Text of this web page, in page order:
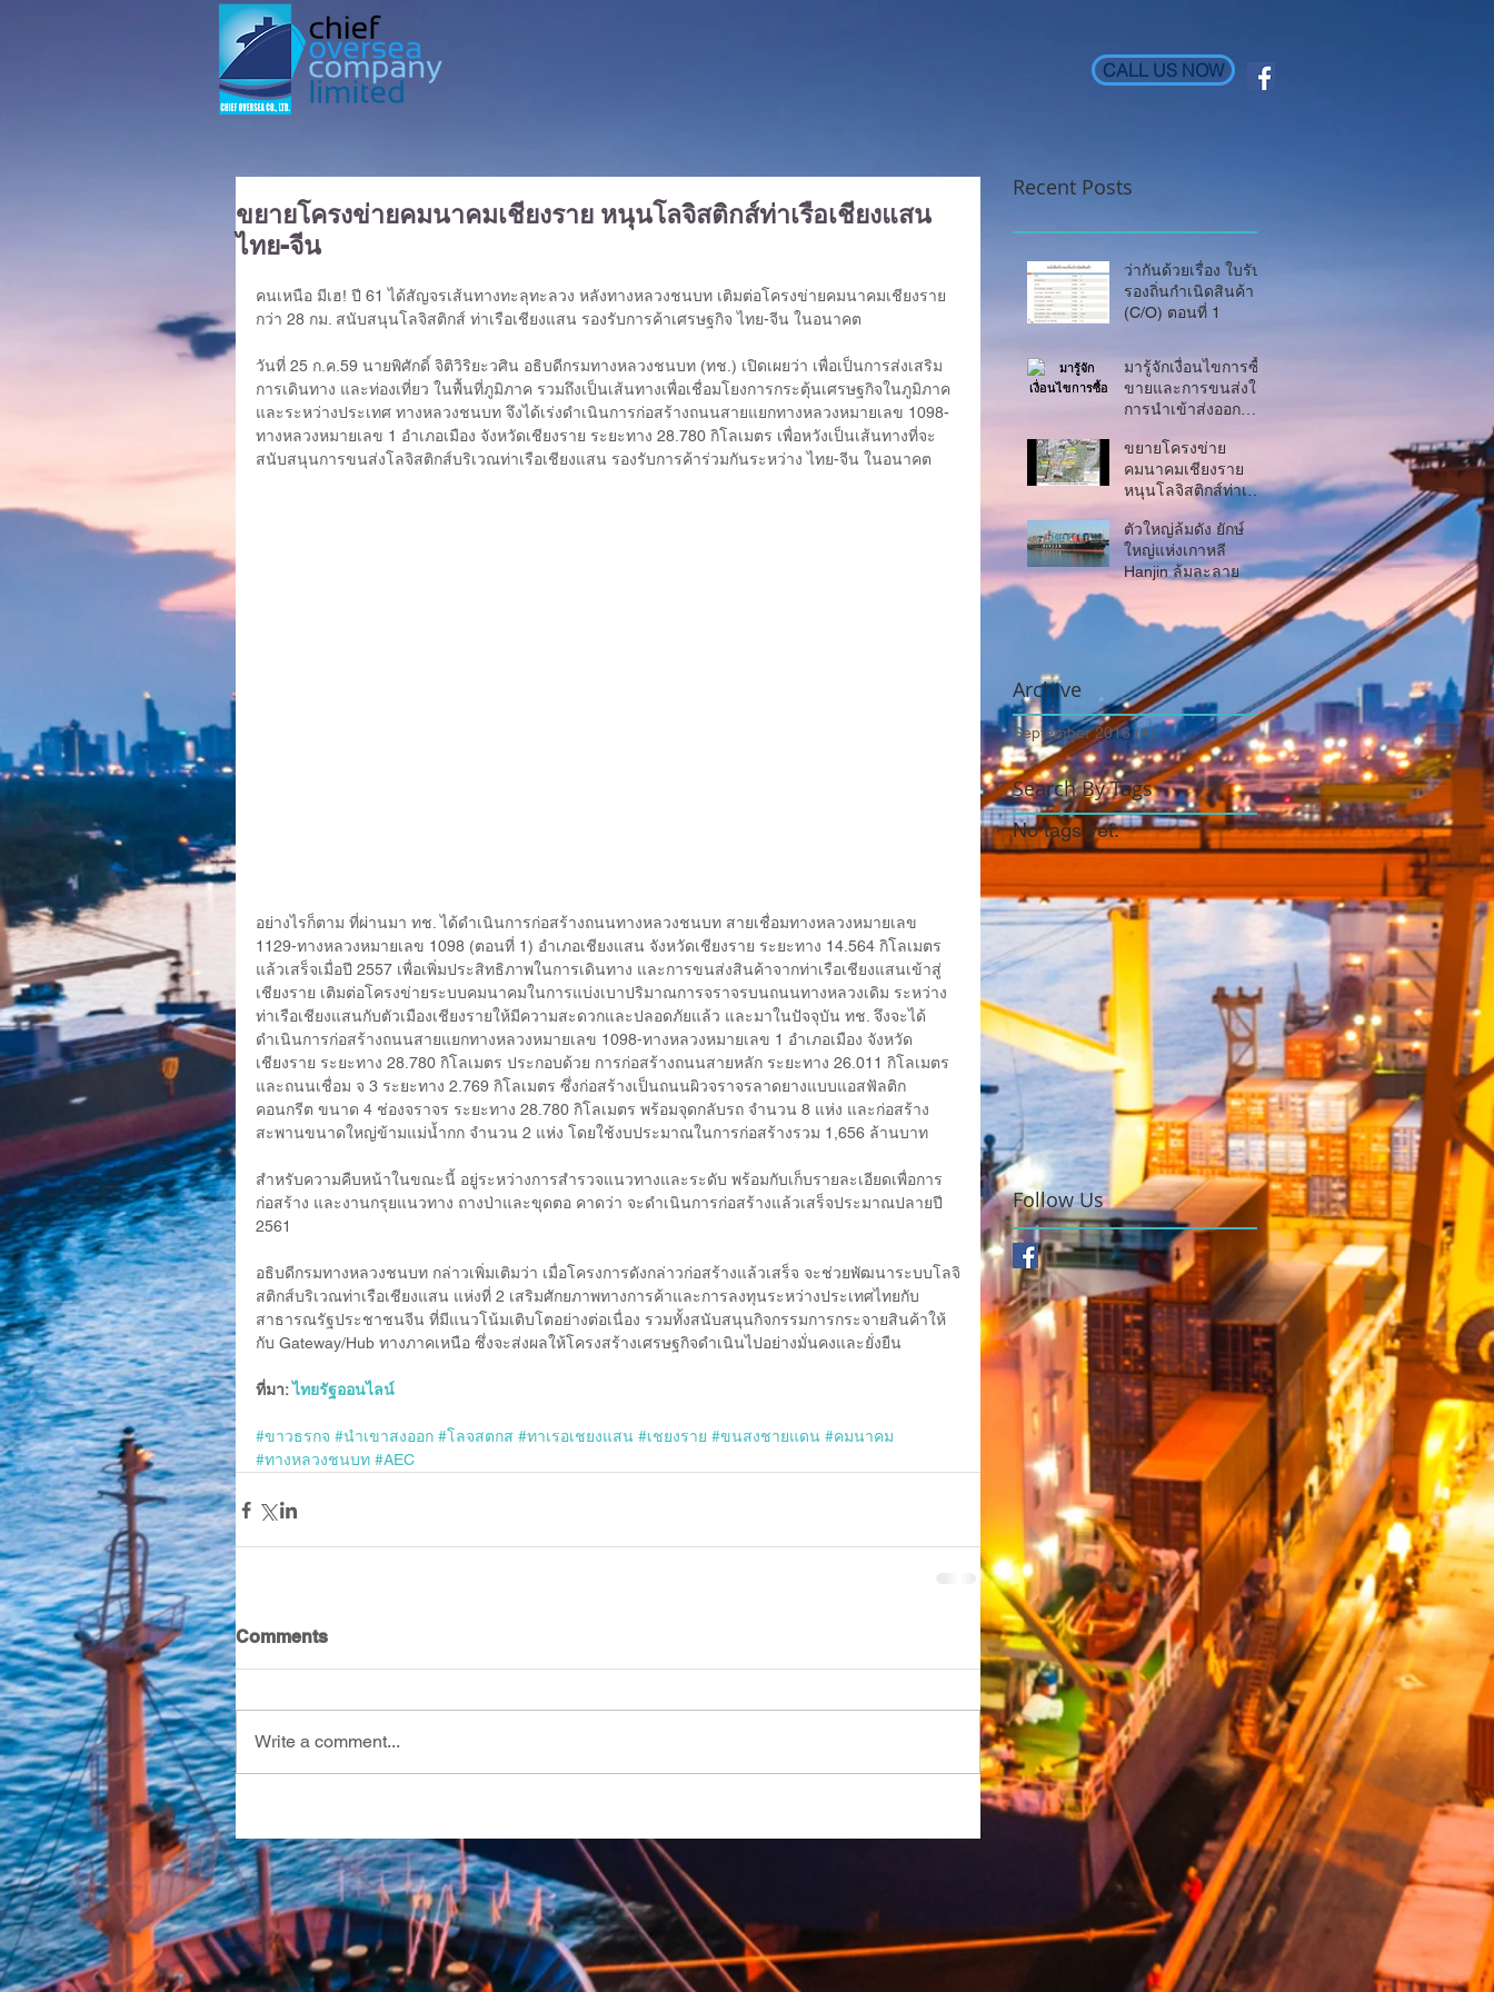
CALL US NOW
ขยายโครงข่ายคมนาคมเชียงราย หนุนโลจิสติกส์ท่าเรือเชียงแสน
ไทย-จีน
คนเหนือ มีเฮ! ปี 61 ได้สัญจรเส้นทางทะลุทะลวง หลังทางหลวงชนบท เติมต่อโครงข่ายคมนาคมเชียงราย
กว่า 28 กม. สนับสนุนโลจิสติกส์ ท่าเรือเชียงแสน รองรับการค้าเศรษฐกิจ ไทย-จีน ในอนาคต
วันที่ 25 ก.ค.59 นายพิศักดิ์ จิติวิริยะวศิน อธิบดีกรมทางหลวงชนบท (ทช.) เปิดเผยว่า เพื่อเป็นการส่งเสริม
การเดินทาง และท่องเที่ยว ในพื้นที่ภูมิภาค รวมถึงเป็นเส้นทางเพื่อเชื่อมโยงการกระตุ้นเศรษฐกิจในภูมิภาค
และระหว่างประเทศ ทางหลวงชนบท จึงได้เร่งดำเนินการก่อสร้างถนนสายแยกทางหลวงหมายเลข 1098-
ทางหลวงหมายเลข 1 อำเภอเมือง จังหวัดเชียงราย ระยะทาง 28.780 กิโลเมตร เพื่อหวังเป็นเส้นทางที่จะ
สนับสนุนการขนส่งโลจิสติกส์บริเวณท่าเรือเชียงแสน รองรับการค้าร่วมกันระหว่าง ไทย-จีน ในอนาคต
อย่างไรก็ตาม ที่ผ่านมา ทช. ได้ดำเนินการก่อสร้างถนนทางหลวงชนบท สายเชื่อมทางหลวงหมายเลข
1129-ทางหลวงหมายเลข 1098 (ตอนที่ 1) อำเภอเชียงแสน จังหวัดเชียงราย ระยะทาง 14.564 กิโลเมตร
แล้วเสร็จเมื่อปี 2557 เพื่อเพิ่มประสิทธิภาพในการเดินทาง และการขนส่งสินค้าจากท่าเรือเชียงแสนเข้าสู่
เชียงราย เติมต่อโครงข่ายระบบคมนาคมในการแบ่งเบาปริมาณการจราจรบนถนนทางหลวงเดิม ระหว่าง
ท่าเรือเชียงแสนกับตัวเมืองเชียงรายให้มีความสะดวกและปลอดภัยแล้ว และมาในปัจจุบัน ทช. จึงจะได้
ดำเนินการก่อสร้างถนนสายแยกทางหลวงหมายเลข 1098-ทางหลวงหมายเลข 1 อำเภอเมือง จังหวัด
เชียงราย ระยะทาง 28.780 กิโลเมตร ประกอบด้วย การก่อสร้างถนนสายหลัก ระยะทาง 26.011 กิโลเมตร
และถนนเชื่อม จ 3 ระยะทาง 2.769 กิโลเมตร ซึ่งก่อสร้างเป็นถนนผิวจราจรลาดยางแบบแอสฟัลติก
คอนกรีต ขนาด 4 ช่องจราจร ระยะทาง 28.780 กิโลเมตร พร้อมจุดกลับรถ จำนวน 8 แห่ง และก่อสร้าง
สะพานขนาดใหญ่ข้ามแม่น้ำกก จำนวน 2 แห่ง โดยใช้งบประมาณในการก่อสร้างรวม 1,656 ล้านบาท
สำหรับความคืบหน้าในขณะนี้ อยู่ระหว่างการสำรวจแนวทางและระดับ พร้อมกับเก็บรายละเอียดเพื่อการ
ก่อสร้าง และงานกรุยแนวทาง ถางป่าและขุดตอ คาดว่า จะดำเนินการก่อสร้างแล้วเสร็จประมาณปลายปี
2561
อธิบดีกรมทางหลวงชนบท กล่าวเพิ่มเติมว่า เมื่อโครงการดังกล่าวก่อสร้างแล้วเสร็จ จะช่วยพัฒนาระบบโลจิ
สติกส์บริเวณท่าเรือเชียงแสน แห่งที่ 2 เสริมศักยภาพทางการค้าและการลงทุนระหว่างประเทศไทยกับ
สาธารณรัฐประชาชนจีน ที่มีแนวโน้มเติบโตอย่างต่อเนื่อง รวมทั้งสนับสนุนกิจกรรมการกระจายสินค้าให้
กับ Gateway/Hub ทางภาคเหนือ ซึ่งจะส่งผลให้โครงสร้างเศรษฐกิจดำเนินไปอย่างมั่นคงและยั่งยืน
ที่มา: ไทยรัฐออนไลน์
#ขาวธรกจ #นำเขาสงออก #โลจสตกส #ทาเรอเชยงแสน #เชยงราย #ขนสงชายแดน #คมนาคม
#ทางหลวงชนบท #AEC
Comments
Write a comment...
Recent Posts
ว่ากันด้วยเรื่อง ใบรับ
รองถิ่นกำเนิดสินค้า
(C/O) ตอนที่ 1
มารู้จักเงื่อนไขการซื้อ
ขายและการขนส่งใน
การนำเข้าส่งออก
Term)
ขยายโครงข่าย
คมนาคมเชียงราย
หนุนโลจิสติกส์ท่าเรือ
เชียงแสน ไทย-จีน
ตัวใหญ่ล้มดัง ยักษ์
ใหญ่แห่งเกาหลี
Hanjin ล้มละลาย
Archive
September 2016 (4) 4 posts
Search By Tags
No tags yet.
Follow Us